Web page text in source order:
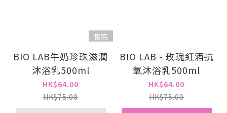
售完
BIO LAB牛奶珍珠滋潤
沐浴乳500ml
HK$64.00
HK$75.00
BIO LAB - 玫瑰紅酒抗
氧沐浴乳500ml
HK$64.00
HK$75.00